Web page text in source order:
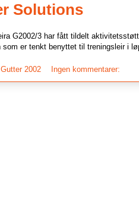
Solutions
G2002/3 har fått tildelt
er tenkt benyttet til treningsleir i
2002 Ingen kommentarer: